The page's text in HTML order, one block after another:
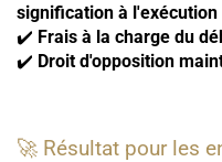
signification à l'exécution
✔️ Frais à la charge du
✔️ Droit d'opposition
🚀 Résultat pour les